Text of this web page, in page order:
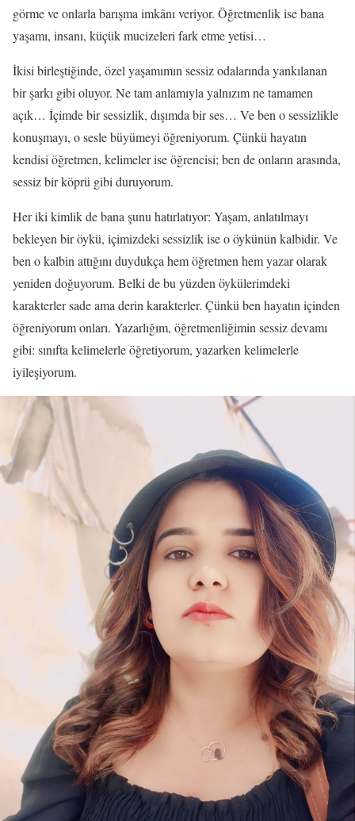
görme ve onlarla barışma imkânı veriyor. Öğretmenlik ise bana
yaşamı, insanı, küçük mucizeleri fark etme yetisi…
İkisi birleştiğinde, özel yaşamımın sessiz odalarında yankılanan
bir şarkı gibi oluyor. Ne tam anlamıyla yalnızım ne tamamen
açık… İçimde bir sessizlik, dışımda bir ses… Ve ben o sessizlikle
konuşmayı, o sesle büyümeyi öğreniyorum. Çünkü hayatın
kendisi öğretmen, kelimeler ise öğrencisi; ben de onların arasında,
sessiz bir köprü gibi duruyorum.
Her iki kimlik de bana şunu hatırlatıyor: Yaşam, anlatılmayı
bekleyen bir öykü, içimizdeki sessizlik ise o öykünün kalbidir. Ve
ben o kalbin attığını duydukça hem öğretmen hem yazar olarak
yeniden doğuyorum. Belki de bu yüzden öykülerimdeki
karakterler sade ama derin karakterler. Çünkü ben hayatın içinden
öğreniyorum onları. Yazarlığım, öğretmenliğimin sessiz devamı
gibi: sınıfta kelimelerle öğretiyorum, yazarken kelimelerle
iyileşiyorum.